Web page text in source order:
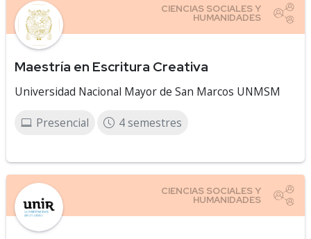
Maestría en Escritura Creativa
Universidad Nacional Mayor de San Marcos UNMSM
Presencial 4 semestres